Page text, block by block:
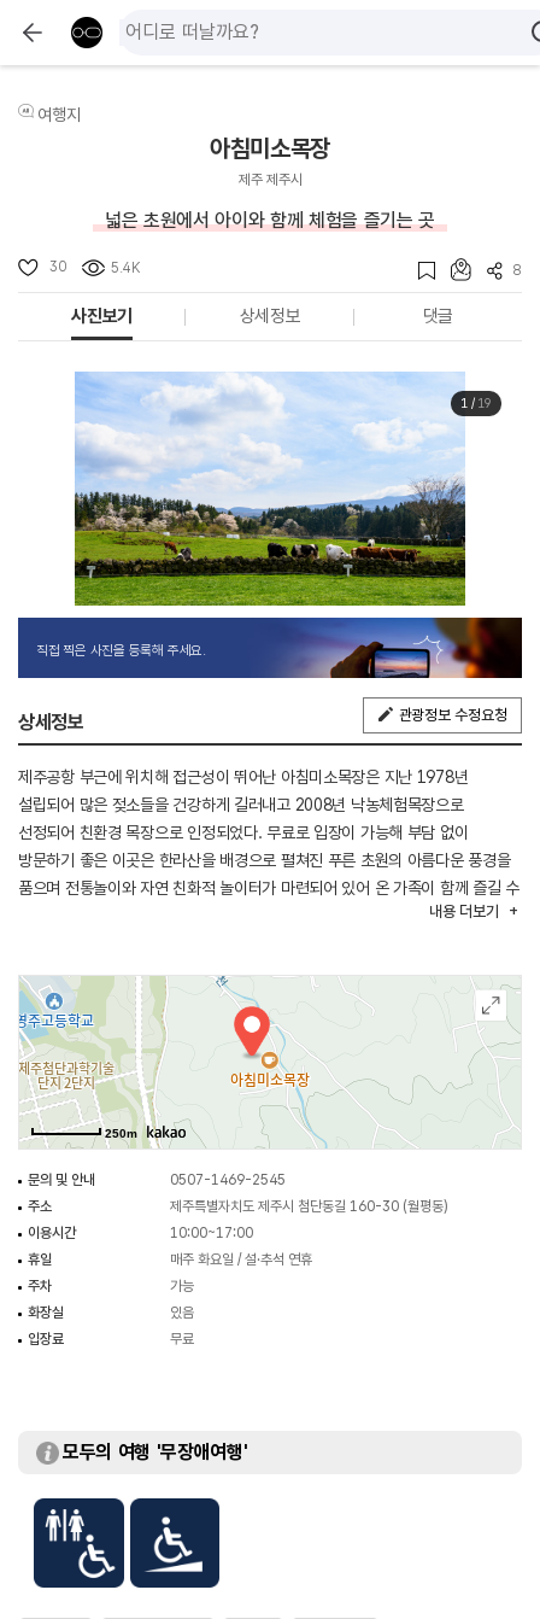
여행지
아침미소목장
제주 제주시
넓은 초원에서 아이와 함께 체험을 즐기는 곳
30 5.4K 8
사진보기 상세정보 댓글
1/ 19
직접 찍은 사진을 등록해 주세요.
상세정보 관광정보 수정요청
제주공항 부근에 위치해 접근성이 뛰어난 아침미소목장은 지난 1978년
설립되어 많은 젖소들을 건강하게 길러내고 2008년 낙농체험목장으로
선정되어 친환경 목장으로 인정되었다. 무료로 입장이 가능해 부담 없이
방문하기 좋은 이곳은 한라산을 배경으로 펼쳐진 푸른 초원의 아름다운 풍경을
품으며 전통놀이와 자연 친화적 놀이터가 마련되어 있어 온 가족이 함께 즐길 수
있다. 맑고 푸른 자연속에서 송아지에게 우유를 직접 먹여주며 생명의 소중함을
내용 더보기
250m
문의 및 안내
0507-1469-2545
주소
제주특별자치도 제주시 첨단동길 160-30 (월평동)
이용시간
10:00~17:00
휴일
매주 화요일 / 설·추석 연휴
주차
가능
화장실
있음
입장료
무료
모두의 여행 '무장애여행'